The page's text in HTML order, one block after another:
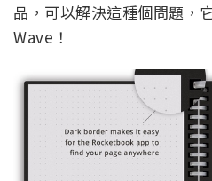
品，可以解決這種個問題
Wave！